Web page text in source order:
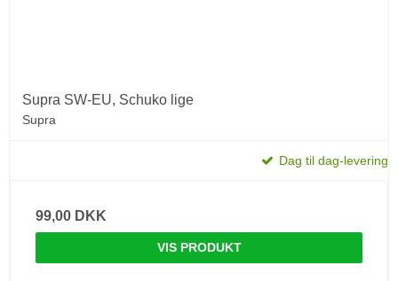
Supra SW-EU, Schuko lige
Supra
Dag til dag-levering
99,00 DKK
VIS PRODUKT